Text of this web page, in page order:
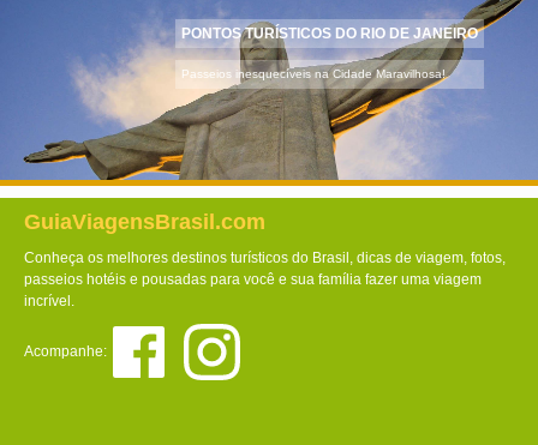
PONTOS TURÍSTICOS DO RIO DE JANEIRO
Passeios inesquecíveis na Cidade Maravilhosa!
GuiaViagensBrasil.com
Conheça os melhores destinos turísticos do Brasil, dicas de viagem, fotos,
passeios hotéis e pousadas para você e sua família fazer uma viagem
incrível.
Acompanhe: